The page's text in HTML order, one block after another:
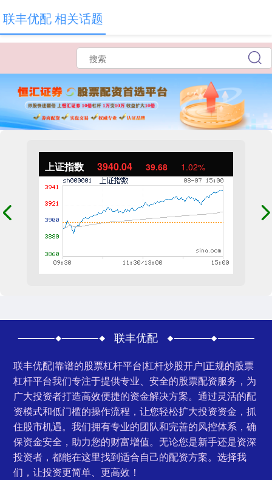
上证指数 3940.04 39.68 1.02%
联丰优配
联丰优配|靠谱的股票杠杆平台|杠杆炒股开户|正规的股票
杠杆平台我们专注于提供专业、安全的股票配资服务，为
广大投资者打造高效便捷的资金解决方案。通过灵活的配
资模式和低门槛的操作流程，让您轻松扩大投资资金，抓
住股市机遇。我们拥有专业的团队和完善的风控体系，确
保资金安全，助力您的财富增值。无论您是新手还是资深
投资者，都能在这里找到适合自己的配资方案。选择我
们，让投资更简单、更高效！
联丰优配 相关话题